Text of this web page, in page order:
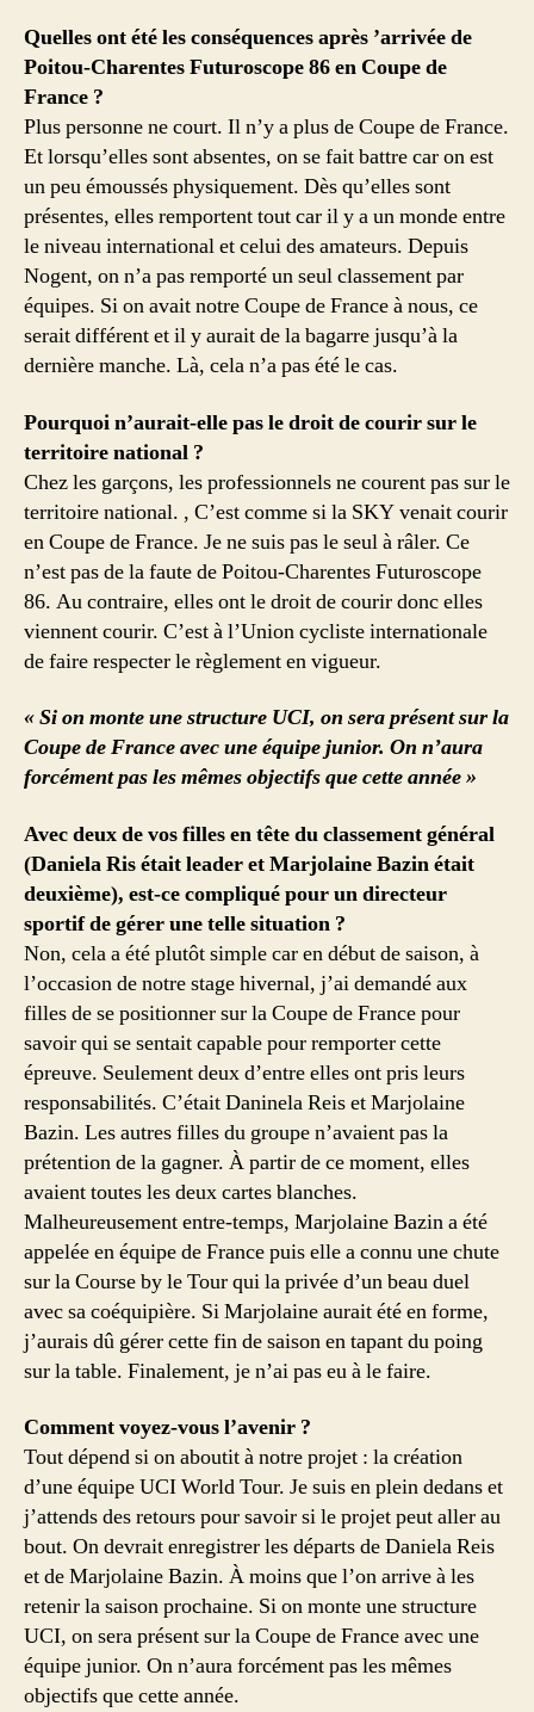
Quelles ont été les conséquences après ’arrivée de
Poitou-Charentes Futuroscope 86 en Coupe de
France ?
Plus personne ne court. Il n’y a plus de Coupe de France.
Et lorsqu’elles sont absentes, on se fait battre car on est
un peu émoussés physiquement. Dès qu’elles sont
présentes, elles remportent tout car il y a un monde entre
le niveau international et celui des amateurs. Depuis
Nogent, on n’a pas remporté un seul classement par
équipes. Si on avait notre Coupe de France à nous, ce
serait différent et il y aurait de la bagarre jusqu’à la
dernière manche. Là, cela n’a pas été le cas.
Pourquoi n’aurait-elle pas le droit de courir sur le
territoire national ?
Chez les garçons, les professionnels ne courent pas sur le
territoire national. , C’est comme si la SKY venait courir
en Coupe de France. Je ne suis pas le seul à râler. Ce
n’est pas de la faute de Poitou-Charentes Futuroscope
86. Au contraire, elles ont le droit de courir donc elles
viennent courir. C’est à l’Union cycliste internationale
de faire respecter le règlement en vigueur.
« Si on monte une structure UCI, on sera présent sur la
Coupe de France avec une équipe junior. On n’aura
forcément pas les mêmes objectifs que cette année »
Avec deux de vos filles en tête du classement général
(Daniela Ris était leader et Marjolaine Bazin était
deuxième), est-ce compliqué pour un directeur
sportif de gérer une telle situation ?
Non, cela a été plutôt simple car en début de saison, à
l’occasion de notre stage hivernal, j’ai demandé aux
filles de se positionner sur la Coupe de France pour
savoir qui se sentait capable pour remporter cette
épreuve. Seulement deux d’entre elles ont pris leurs
responsabilités. C’était Daninela Reis et Marjolaine
Bazin. Les autres filles du groupe n’avaient pas la
prétention de la gagner. À partir de ce moment, elles
avaient toutes les deux cartes blanches.
Malheureusement entre-temps, Marjolaine Bazin a été
appelée en équipe de France puis elle a connu une chute
sur la Course by le Tour qui la privée d’un beau duel
avec sa coéquipière. Si Marjolaine aurait été en forme,
j’aurais dû gérer cette fin de saison en tapant du poing
sur la table. Finalement, je n’ai pas eu à le faire.
Comment voyez-vous l’avenir ?
Tout dépend si on aboutit à notre projet : la création
d’une équipe UCI World Tour. Je suis en plein dedans et
j’attends des retours pour savoir si le projet peut aller au
bout. On devrait enregistrer les départs de Daniela Reis
et de Marjolaine Bazin. À moins que l’on arrive à les
retenir la saison prochaine. Si on monte une structure
UCI, on sera présent sur la Coupe de France avec une
équipe junior. On n’aura forcément pas les mêmes
objectifs que cette année.